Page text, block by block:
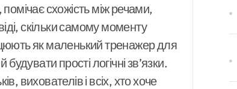
схожість між речами,
скільки самому моменту
як маленький тренажер для
прості логічні зв’язки.
вихователів і всіх, хто хоче